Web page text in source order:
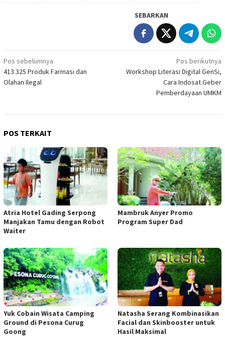
SEBARKAN
Navigasi
pos
Pos sebelumnya
413.325 Produk Farmasi dan
Olahan Ilegal
Pos berikutnya
Workshop Literasi Digital GenSi,
Cara Indosat Geber
Pemberdayaan UMKM
POS TERKAIT
Atria Hotel Gading Serpong
Manjakan Tamu dengan Robot
Waiter
Mambruk Anyer Promo
Program Super Dad
Yuk Cobain Wisata Camping
Ground di Pesona Curug
Goong
Natasha Serang Kombinasikan
Facial dan Skinbooster untuk
Hasil Maksimal